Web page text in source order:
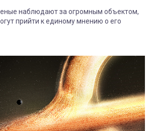
наблюдают за огромным объектом,
прийти к единому мнению о его